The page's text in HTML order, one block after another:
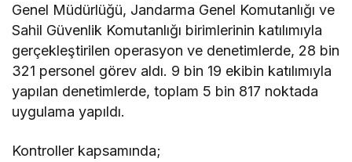
Genel Müdürlüğü, Jandarma Genel Komutanlığı ve
Sahil Güvenlik Komutanlığı birimlerinin katılımıyla
gerçekleştirilen operasyon ve denetimlerde, 28 bin
321 personel görev aldı. 9 bin 19 ekibin katılımıyla
yapılan denetimlerde, toplam 5 bin 817 noktada
uygulama yapıldı.
Kontroller kapsamında;